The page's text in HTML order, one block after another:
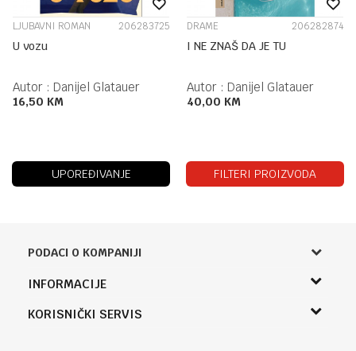
LJUBAVNI ROMAN 206283725
U vozu
Autor : Danijel Glatauer
16,50 KM
DRAME 206282874
I NE ZNAŠ DA JE TU
Autor : Danijel Glatauer
40,00 KM
UPOREĐIVANJE FILTERI PROIZVODA
PODACI O KOMPANIJI
Knjižara Kultura
Knjaza Miloša 3A
INFORMACIJE
O nama
KORISNIČKI SERVIS